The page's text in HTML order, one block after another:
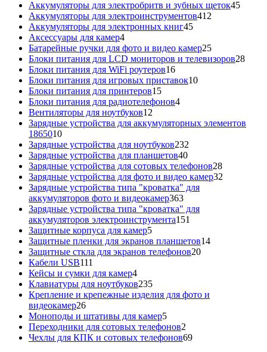
товаров
Аккумуляторы для электробритв и зубных щеток4545
Аккумуляторы для электроинструментов412
Аккумуляторы для электронных книг4545
Аксессуары для камер44
товара
Батарейные ручки для фото и видео камер2525
товаров
Блоки питания для LCD мониторов и телевизоров2828
Блоки питания для WiFi роутеров1616
товаров
Блоки питания для игровых приставок1010
Блоки питания для принтеров1515
товаров
Блоки питания для радиотелефонов44
Вентиляторы для ноутбуков12
товаров
Зарядные устройства для аккумуляторных элементов
186501010
товаров
Зарядные устройства для ноутбуков232
Зарядные устройства для планшетов4040
товаров
Зарядные устройства для сотовых телефонов2828
товаров
Зарядные устройства для фото и видео камер32
Зарядные устройства типа "кроватка" для
аккумуляторов фото и видеокамер363363
товара
Зарядные устройства типа "кроватка" для
аккумуляторов электроинструмента151
Защитные корпуса для камер55
товаров
Защитные пленки для экранов планшетов1414
Защитные сткла для экранов телефонов2020
Кабели USB111
товаров
Кейсы и сумки для камер44
товара
Клавиатуры для ноутбуков235235
товаров
Крепление и крепежные изделия для фото и
видеокамер2626
товаров
Моноподы и штативы для камер55
товаров
Переходники для сотовых телефонов2
товара
Чехлы для КПК и сотовых телефонов6969